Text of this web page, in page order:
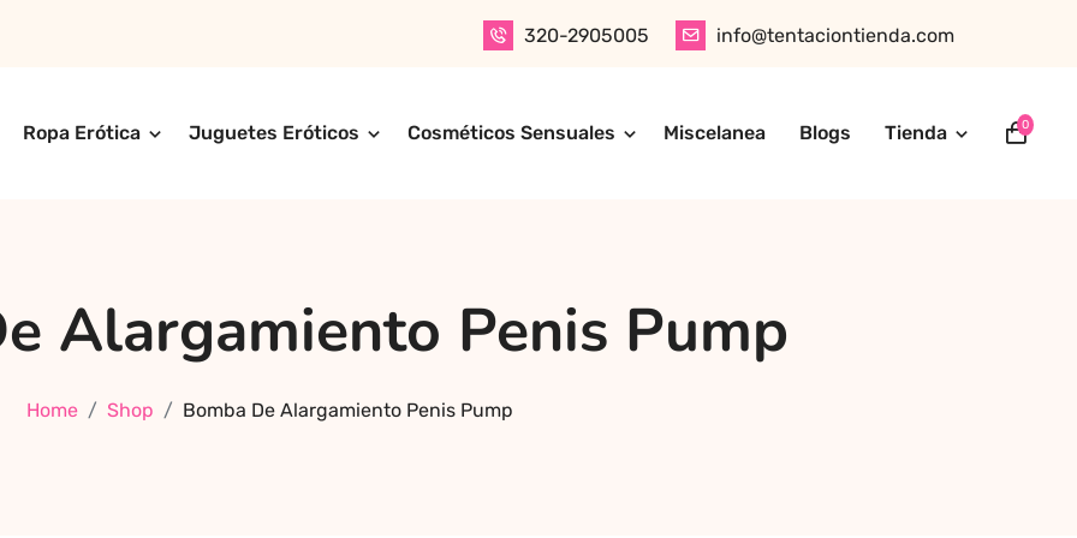
320-2905005 info@tentaciontienda.com
Ropa Erótica Juguetes Eróticos Cosméticos Sensuales Miscelanea Blogs Tienda 0
Alargamiento Penis Pump
Home Shop Bomba De Alargamiento Penis Pump